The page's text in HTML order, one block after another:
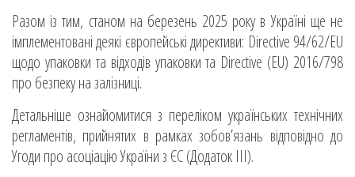
Разом із тим, станом на березень 2025 року в Україні ще не
імплементовані деякі європейські директиви: Directive 94/62/EU
щодо упаковки та відходів упаковки та Directive (EU) 2016/798
про безпеку на залізниці.
Детальніше ознайомитися з переліком українських технічних
регламентів, прийнятих в рамках зобов’язань відповідно до
Угоди про асоціацію України з ЄС (Додаток ІІІ).